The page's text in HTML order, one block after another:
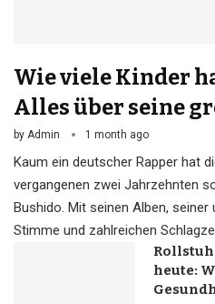
Wie viele Kinder
Alles über seine
by Admin 1 month ago
Kaum ein deutscher Rapper hat
vergangenen zwei Jahrzehnten
Bushido. Mit seinen Alben, seiner
Stimme und zahlreichen
heute: